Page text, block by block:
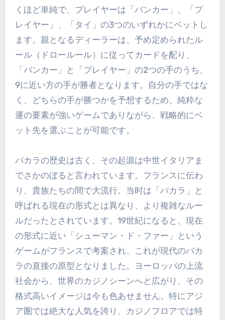
くほど単純で、プレイヤーは「バンカー」、「プ
レイヤー」、「タイ」の3つのいずれかにベットし
ます。親となるディーラーは、予め定められたル
ール（ドロールール）に従ってカードを配り、
「バンカー」と「プレイヤー」の2つの手のうち、
9に近い方の手が勝者となります。自分の手ではな
く、どちらの手が勝つかを予想するため、純粋な
運の要素が強いゲームでありながら、戦略的にベ
ット先を選ぶことが可能です。
バカラの歴史は古く、その起源は中世イタリアま
でさかのぼると言われています。フランスに伝わ
り、貴族たちの間で大流行。当时は「バカラ」と
呼ばれる現在の形式とは異なり、より複雑なルー
ルだったとされています。19世紀になると、現在
の形式に近い「シューマン・ド・ファー」という
ゲームがフランスで考案され、これが現代のバカ
ラの直接の原型となりました。ヨーロッパの上流
社会から、世界のカジノシーンへと広がり、その
格式高いイメージは今も色あせません。特にアジ
ア圏では絶大な人気を誇り、カジノフロアでは特